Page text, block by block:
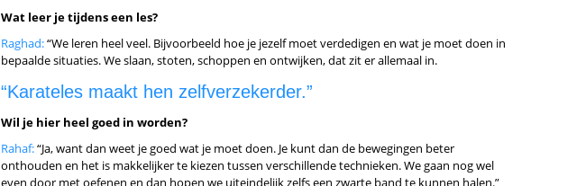
Wat leer je tijdens een les?
Raghad:“We leren heel veel. Bijvoorbeeld hoe je jezelf moet verdedigen en wat je moet doen in
bepaalde situaties. We slaan, stoten, schoppen en ontwijken, dat zit er allemaal in.
“Karateles maakt hen zelfverzekerder.”
Wil je hier heel goed in worden?
Rahaf:“Ja, want dan weet je goed wat je moet doen. Je kunt dan de bewegingen beter
onthouden en het is makkelijker te kiezen tussen verschillende technieken. We gaan nog wel
even door met oefenen en dan hopen we uiteindelijk zelfs een zwarte band te kunnen halen.”